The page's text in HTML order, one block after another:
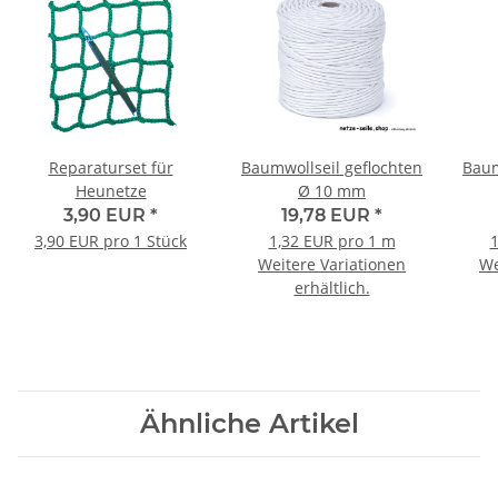
Reparaturset für
Heunetze
3,90 EUR *
3,90 EUR pro 1 Stück
Baumwollseil geflochten
Ø 10 mm
19,78 EUR *
1,32 EUR pro 1 m
Weitere Variationen
erhältlich.
Ähnliche Artikel